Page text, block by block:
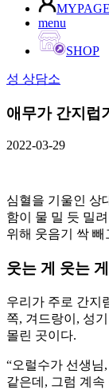
MYPAGE
menu
SHOP
성 상담소
애무가 간지럽
2022-03-29
심혈을 기울인 상
함이 물 밀 듯 밀
위해 웃음기 싹
웃는 게 웃는
우리가 주로 간지
쪽, 겨드랑이, 성
몰린 곳이다.
“오럴수가 선생님
같은데, 그럼 계